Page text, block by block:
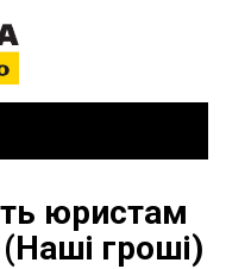
юристам
гроші)